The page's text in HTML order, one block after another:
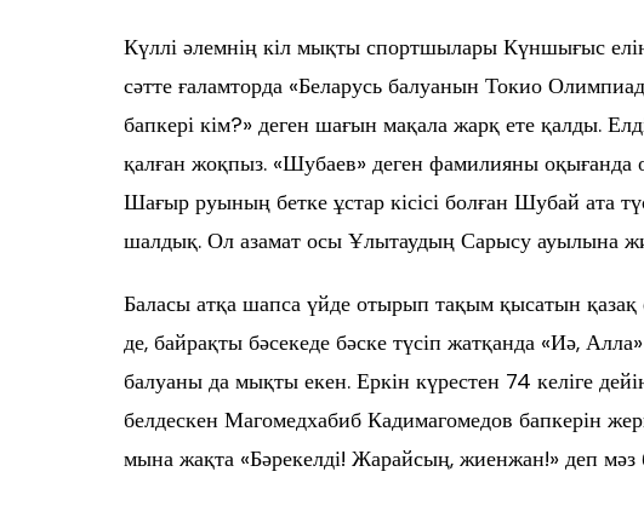
Күллі әлемнің кіл мықты спортшылары Күншығыс
сәтте ғаламторда «Беларусь балуанын Токио
бапкері кім?» деген шағын мақала жарқ ете қалды.
қалған жоқпыз. «Шубаев» деген фамилияны оқығанда
Шағыр руының бетке ұстар кісісі болған Шубай ата
шалдық. Ол азамат осы Ұлытаудың Сарысу ауылына
Баласы атқа шапса үйде отырып тақым қысатын қазақ
де, байрақты бәсекеде бәске түсіп жатқанда «Иә,
балуаны да мықты екен. Еркін күрестен 74 келіге
белдескен Магомедхабиб Кадимагомедов бапкерін
мына жақта «Бәрекелді! Жарайсың, жиенжан!» деп